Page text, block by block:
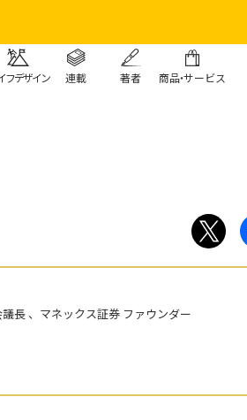
フデザイン 連載 著者 商品・サービス
長 、マネックス証券 ファウンダー